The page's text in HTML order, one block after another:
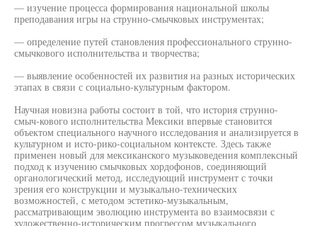
— изучение процесса формирования национальной школы
преподавания игры на струнно-смычковых инструментах;
— определение путей становления профессионального струнно-
смычкового исполнительства и творчества;
— выявление особенностей их развития на разных исторических
этапах в связи с социально-культурным фактором.
Научная новизна работы состоит в той, что история струнно-
смыч-кового исполнительства Мексики впервые становится
объектом специального научного исследования и анализируется в
культурном и исто-рико-социальном контексте. Здесь также
применен новый для мексиканского музыковедения комплексный
подход к изучению смычковых хордофонов, соединяющий
органологический метод, исследующий инструмент с точки
зрения его конструкции и музыкально-технических
возможностей, с методом эстетико-музыкальным,
рассматривающим эволюцию инструмента во взаимосвязи с
художественно-историческим прогрессом музыкального